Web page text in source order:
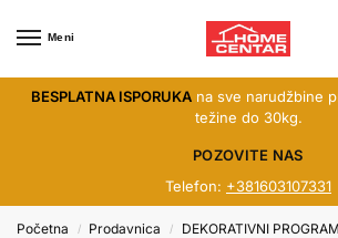
Meni
BESPLATNA ISPORUKAna sve narudžbine
težine do 30kg.
POZOVITE NAS
Telefon: +381603107331
Početna / Prodavnica / DEKORATIVNI PROGRAM